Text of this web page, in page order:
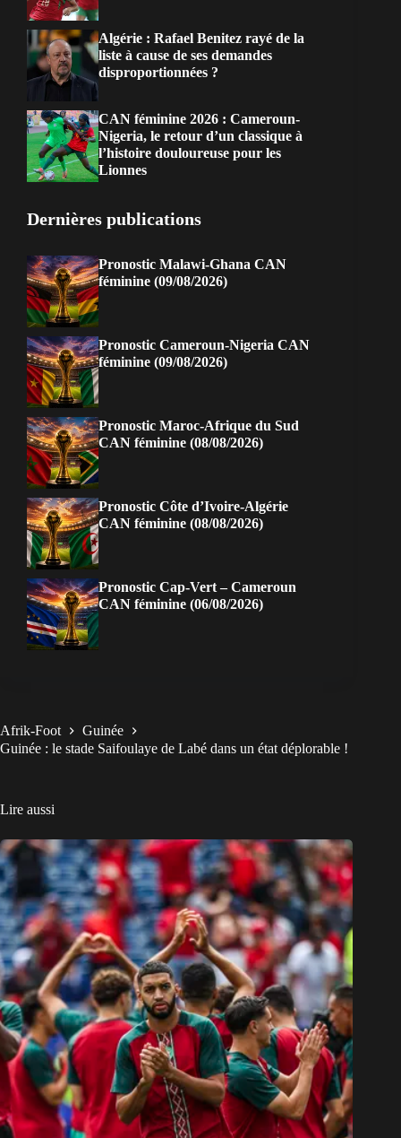
Algérie : Rafael Benitez rayé de la
liste à cause de ses demandes
disproportionnées ?
CAN féminine 2026 : Cameroun-
Nigeria, le retour d’un classique à
l’histoire douloureuse pour les
Lionnes
Dernières publications
Pronostic Malawi-Ghana CAN
féminine (09/08/2026)
Pronostic Cameroun-Nigeria CAN
féminine (09/08/2026)
Pronostic Maroc-Afrique du Sud
CAN féminine (08/08/2026)
Pronostic Côte d’Ivoire-Algérie
CAN féminine (08/08/2026)
Pronostic Cap-Vert – Cameroun
CAN féminine (06/08/2026)
Afrik-Foot
Guinée
Guinée : le stade Saifoulaye de Labé dans un état déplorable !
Lire aussi